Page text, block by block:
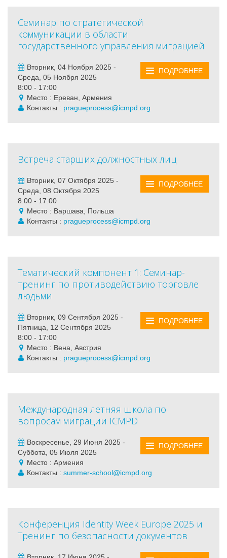
Семинар по стратегической
коммуникации в области
государственного управления миграцией
ПОДРОБНЕЕ
Вторник, 04 Ноября 2025 -
Среда, 05 Ноября 2025
8:00 - 17:00
Место : Ереван, Армения
Контакты : pragueprocess@icmpd.org
Встреча старших должностных лиц
ПОДРОБНЕЕ
Вторник, 07 Октября 2025 -
Среда, 08 Октября 2025
8:00 - 17:00
Место : Варшава, Польша
Контакты : pragueprocess@icmpd.org
Тематический компонент 1: Семинар-
тренинг по противодействию торговле
людьми
ПОДРОБНЕЕ
Вторник, 09 Сентября 2025 -
Пятница, 12 Сентября 2025
8:00 - 17:00
Место : Вена, Австрия
Контакты : pragueprocess@icmpd.org
Международная летняя школа по
вопросам миграции ICMPD
ПОДРОБНЕЕ
Воскресенье, 29 Июня 2025 -
Суббота, 05 Июля 2025
Место : Армения
Контакты : summer-school@icmpd.org
Конференция Identity Week Europe 2025 и
Тренинг по безопасности документов